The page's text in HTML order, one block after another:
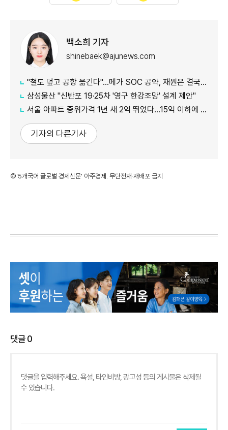
백소희 기자
shinebaek@ajunews.com
"철도 덮고 공항 옮긴다"…메가 SOC 공약, 재원은 결국 '땅'
삼성물산 "신반포 19·25차 '영구 한강조망' 설계 제안"
서울 아파트 중위가격 1년 새 2억 뛰었다…15억 이하에 실수요 몰려
기자의 다른기사
©'5개국어 글로벌 경제신문' 아주경제. 무단전재·재배포 금지
댓글0